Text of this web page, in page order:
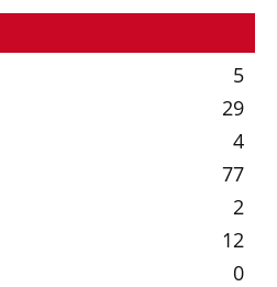
5
29
4
77
2
12
0